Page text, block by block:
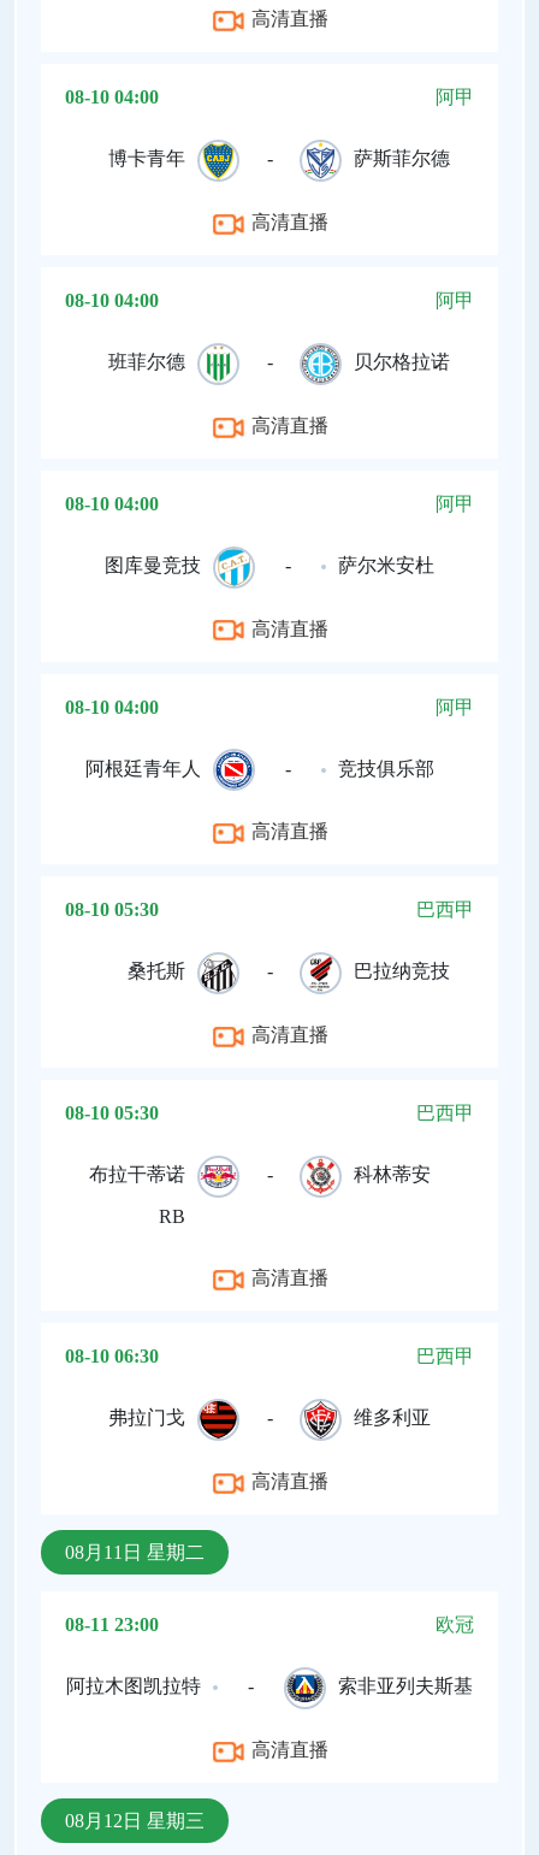
高清直播
08-10 04:00 阿甲
博卡青年 - 萨斯菲尔德
高清直播
08-10 04:00 阿甲
班菲尔德 - 贝尔格拉诺
高清直播
08-10 04:00 阿甲
图库曼竞技 - 萨尔米安杜
高清直播
08-10 04:00 阿甲
阿根廷青年人 - 竞技俱乐部
高清直播
08-10 05:30 巴西甲
桑托斯 - 巴拉纳竞技
高清直播
08-10 05:30 巴西甲
布拉干蒂诺
RB
- 科林蒂安
高清直播
08-10 06:30 巴西甲
弗拉门戈 - 维多利亚
高清直播
08月11日 星期二
08-11 23:00 欧冠
阿拉木图凯拉特 - 索非亚列夫斯基
高清直播
08月12日 星期三